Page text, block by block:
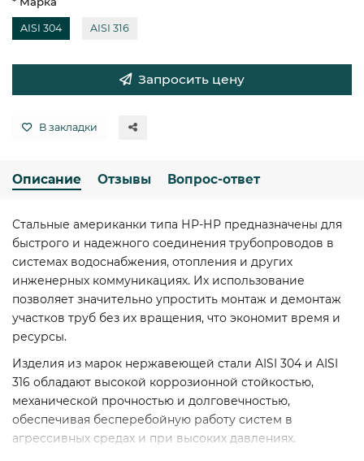
AISI 304 AISI 316
Запросить цену
В закладки
Описание Отзывы Вопрос-ответ
Стальные американки типа НР-НР предназначены для
быстрого и надежного соединения трубопроводов в
системах водоснабжения, отопления и других
инженерных коммуникациях. Их использование
позволяет значительно упростить монтаж и демонтаж
участков труб без их вращения, что экономит время и
ресурсы.
Изделия из марок нержавеющей стали AISI 304 и AISI
316 обладают высокой коррозионной стойкостью,
механической прочностью и долговечностью,
обеспечивая бесперебойную работу систем в
агрессивных средах и при высоких давлениях.